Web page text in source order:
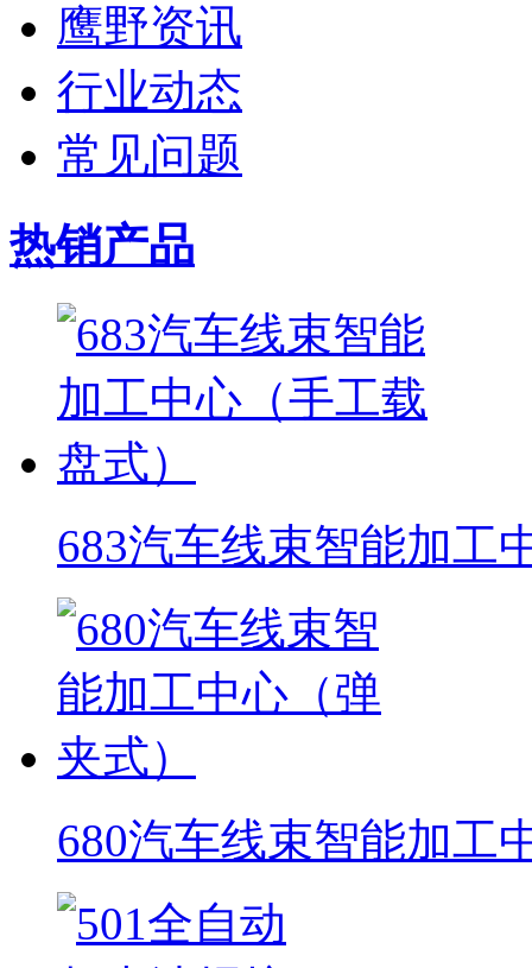
鹰野资讯
行业动态
常见问题
热销产品
683汽车线束智能加工
680汽车线束智能加工